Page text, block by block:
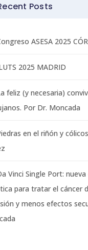
Posts
ASESA 2025
2025 MADRID
feliz (y necesaria)
Por Dr. Moncada
en el riñón y
Vinci Single Port:
para tratar el cáncer
y menos efectos